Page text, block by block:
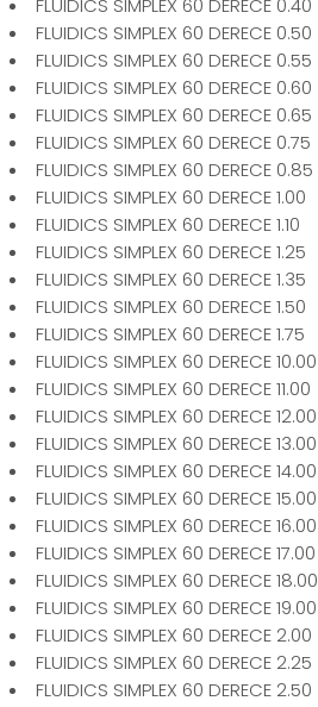
FLUIDICS SIMPLEX 60 DERECE 0.40
FLUIDICS SIMPLEX 60 DERECE 0.50
FLUIDICS SIMPLEX 60 DERECE 0.55
FLUIDICS SIMPLEX 60 DERECE 0.60
FLUIDICS SIMPLEX 60 DERECE 0.65
FLUIDICS SIMPLEX 60 DERECE 0.75
FLUIDICS SIMPLEX 60 DERECE 0.85
FLUIDICS SIMPLEX 60 DERECE 1.00
FLUIDICS SIMPLEX 60 DERECE 1.10
FLUIDICS SIMPLEX 60 DERECE 1.25
FLUIDICS SIMPLEX 60 DERECE 1.35
FLUIDICS SIMPLEX 60 DERECE 1.50
FLUIDICS SIMPLEX 60 DERECE 1.75
FLUIDICS SIMPLEX 60 DERECE 10.00
FLUIDICS SIMPLEX 60 DERECE 11.00
FLUIDICS SIMPLEX 60 DERECE 12.00
FLUIDICS SIMPLEX 60 DERECE 13.00
FLUIDICS SIMPLEX 60 DERECE 14.00
FLUIDICS SIMPLEX 60 DERECE 15.00
FLUIDICS SIMPLEX 60 DERECE 16.00
FLUIDICS SIMPLEX 60 DERECE 17.00
FLUIDICS SIMPLEX 60 DERECE 18.00
FLUIDICS SIMPLEX 60 DERECE 19.00
FLUIDICS SIMPLEX 60 DERECE 2.00
FLUIDICS SIMPLEX 60 DERECE 2.25
FLUIDICS SIMPLEX 60 DERECE 2.50